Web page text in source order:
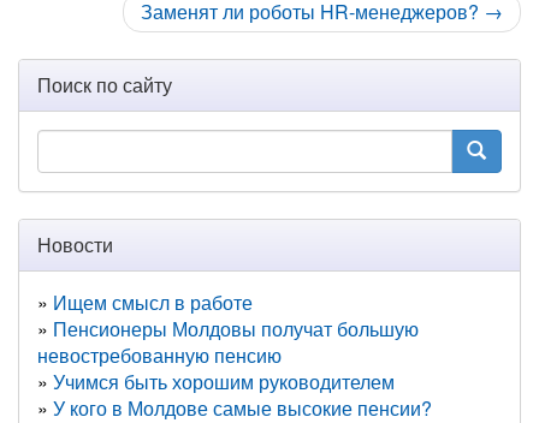
Заменят ли роботы HR-менеджеров? →
Поиск по сайту
Новости
Ищем смысл в работе
Пенсионеры Молдовы получат большую
невостребованную пенсию
Учимся быть хорошим руководителем
У кого в Молдове самые высокие пенсии?